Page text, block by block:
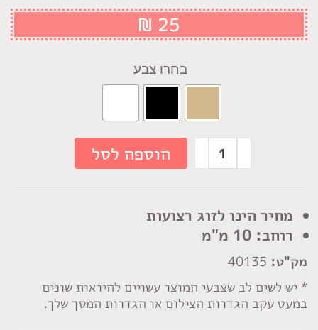
מחיר הינו לזוג רצועות
רוחב: 10 מ"מ
מק"ט:
* יש לשים לב שצבעי המוצר עשויים להיראות שונים
במעט עקב הגדרות הצילום או הגדרות המסך שלך.
₪ 25
צבע
כמות
של
רצועות
לחזייה
Softy
הוספה לסל